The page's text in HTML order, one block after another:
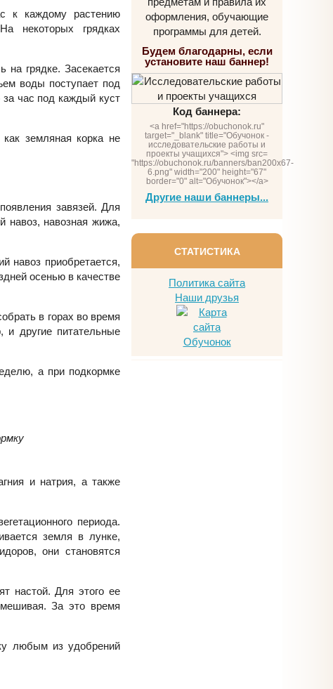
к каждому растению
некоторых грядках
на грядке. Засекается
воды поступает под
час под каждый куст
земляная корка не
завязей. Для
навоз, навозная жижа,
навоз приобретается,
осенью в качестве
в горах во время
и другие питательные
а при подкормке
и натрия, а также
периода.
земля в лунке,
они становятся
настой. Для этого ее
За это время
любым из удобрений
оформления, обучающие
программы для детей.
Будем благодарны, если
установите наш баннер!
Код баннера:
<a href="https://obuchonok.ru"
target="_blank" title="Обучонок -
исследовательские работы и
проекты учащихся"> <img src=
"https://obuchonok.ru/banners/ban200x67-
6.png" width="200" height="67"
border="0" alt="Обучонок"></a>
Другие наши баннеры...
СТАТИСТИКА
Политика сайта
Наши друзья